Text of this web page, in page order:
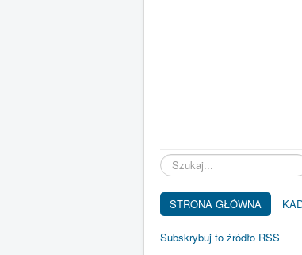
Szukaj...
STRONA GŁÓWNA
Subskrybuj to źródło RSS